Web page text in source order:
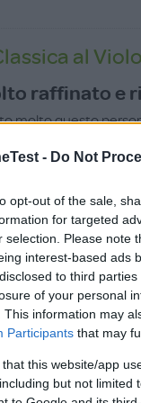
- Do Not
opt-out of the sale,
for targeted
selection. Please note
interest-based ads
to third
of your personal
This information may
Participants that may
that this website/app
but not limited
al
raffinato e
molto questo
o le attività
ai bambini il
piccoli. Una
e il
Non ho particolari
e piacevole da
desidera proporre ai